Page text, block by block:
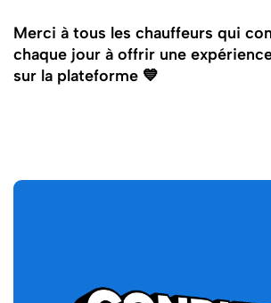
Merci à tous les chauffeurs qui
chaque jour à offrir une
sur la plateforme 💙